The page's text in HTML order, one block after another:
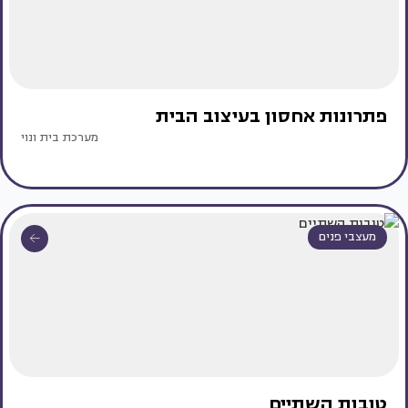
פתרונות אחסון בעיצוב הבית
מערכת בית ונוי
מעצבי פנים